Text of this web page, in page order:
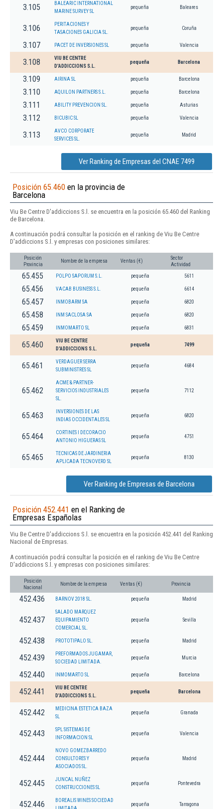
3.105
BALEARIC INTERNATIONAL
MARINE SURVEY SL
pequeña Baleares
3.106
PERITACIONES Y
TASACIONES GALICIA SL.
pequeña Coruña
3.107 PACET DE INVERSIONES SL pequeña Valencia
3.108
VIU BE CENTRE
D'ADDICCIONS S.L.
pequeña Barcelona
3.109 AIRINA SL pequeña Barcelona
3.110 AQUILON PARTNERS S.L. pequeña Barcelona
3.111 ABILITY PREVENCION SL. pequeña Asturias
3.112 BICUBIC SL pequeña Valencia
3.113
AVCO CORPORATE
SERVICES SL.
pequeña Madrid
Ver Ranking de Empresas del CNAE 7499
Posición 65.460 en la provincia de
Barcelona
Viu Be Centre D'addiccions S.l. se encuentra en la posición 65.460 del Ranking
de Barcelona.
A continuación podrá consultar la posición en el ranking de Viu Be Centre
D'addiccions S.l. y empresas con posiciones similares:
Posición
Provincia
Nombre de la empresa Ventas (€)
Sector
Actividad
65.455 POLPO SAPORUM S.L. pequeña 5611
65.456 VACAB BUSINESS S.L. pequeña 6614
65.457 INMOBARM SA pequeña 6820
65.458 INM SACLOSA SA pequeña 6820
65.459 INMOMARTO SL pequeña 6831
65.460
VIU BE CENTRE
D'ADDICCIONS S.L.
pequeña 7499
65.461
VERDAGUER SERRA
SUBMINISTRES SL
pequeña 4684
65.462
ACME & PARTNER-
SERVICIOS INDUSTRIALES
SL.
pequeña 7112
65.463
INVERSIONES DE LAS
INDIAS OCCIDENTALES SL
pequeña 6820
65.464
CORTINES I DECORACIO
ANTONIO HIGUERAS SL
pequeña 4751
65.465
TECNICAS DE JARDINERIA
APLICADA TECNOVERD SL
pequeña 8130
Ver Ranking de Empresas de Barcelona
Posición 452.441 en el Ranking de
Empresas Españolas
Viu Be Centre D'addiccions S.l. se encuentra en la posición 452.441 del Ranking
Nacional de Empresas.
A continuación podrá consultar la posición en el ranking de Viu Be Centre
D'addiccions S.l. y empresas con posiciones similares:
Posición
Nacional
Nombre de la empresa Ventas (€) Provincia
452.436 BARNOV 2018 SL. pequeña Madrid
452.437
SALADO MARQUEZ
EQUIPAMIENTO
COMERCIAL SL.
pequeña Sevilla
452.438 PROTOTIPALO SL. pequeña Madrid
452.439
PREFORMADOS JUGAMAR,
SOCIEDAD LIMITADA.
pequeña Murcia
452.440 INMOMARTO SL pequeña Barcelona
452.441
VIU BE CENTRE
D'ADDICCIONS S.L.
pequeña Barcelona
452.442
MEDICINA ESTETICA BAZA
SL
pequeña Granada
452.443
SPL SISTEMAS DE
INFORMACION SL
pequeña Valencia
452.444
NOVO GOMEZBARREDO
CONSULTORES Y
ASOCIADOS SL.
pequeña Madrid
452.445
JUNCAL NUÑEZ
CONSTRUCCIONES SL
pequeña Pontevedra
452.446
BOREALIS WINES SOCIEDAD
pequeña Tarragona